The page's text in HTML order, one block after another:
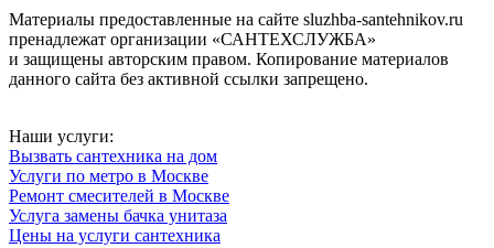
Материалы предоставленные на сайте sluzhba-santehnikov.ru
пренадлежат организации «САНТЕХСЛУЖБА»
и защищены авторским правом. Копирование материалов
данного сайта без активной ссылки запрещено.
Наши услуги:
Вызвать сантехника на дом
Услуги по метро в Москве
Ремонт смесителей в Москве
Услуга замены бачка унитаза
Цены на услуги сантехника